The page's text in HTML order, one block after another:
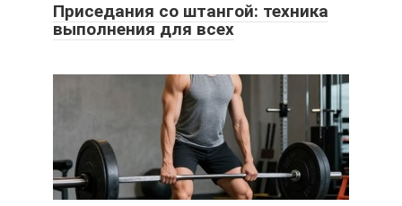
Приседания со штангой: техника
выполнения для всех